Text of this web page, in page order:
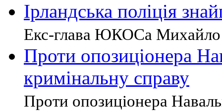
Ірландська поліція
Екс-глава ЮКОСа Михайло
Проти опозиціонера
кримінальну справу
Проти опозиціонера